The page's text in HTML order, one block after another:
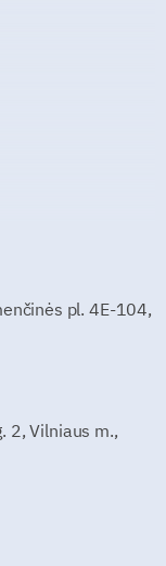
pl. 4E-104,
2, Vilniaus m.,